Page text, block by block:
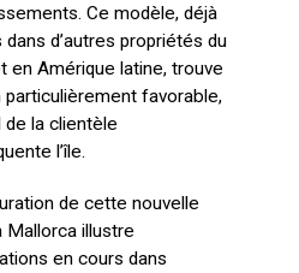
Ce modèle, déjà
d’autres propriétés du
en Amérique latine, trouve
favorable,
la clientèle
l’île.
de cette nouvelle
Mallorca illustre
en cours dans